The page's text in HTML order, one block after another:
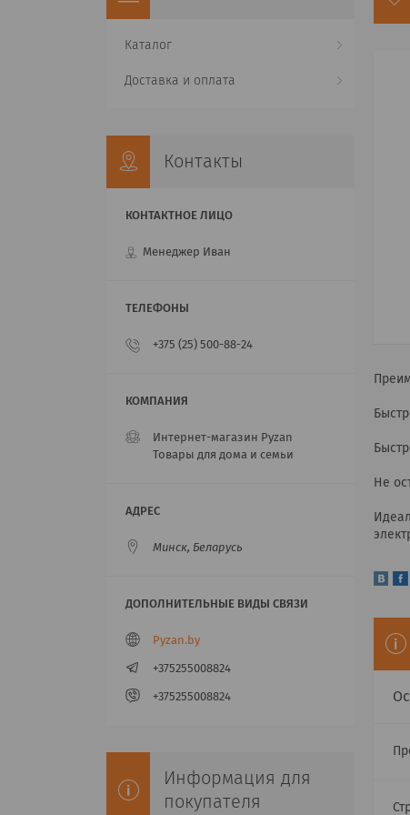
Не
Каталог
Доставка и оплата
Контакты
Менеджер Иван
+375 (25) 500-88-24
Интернет-магазин Pyzan
Товары для дома и семьи
Минск, Беларусь
Pyzan.by
+375255008824
+375255008824
Информация для
покупателя